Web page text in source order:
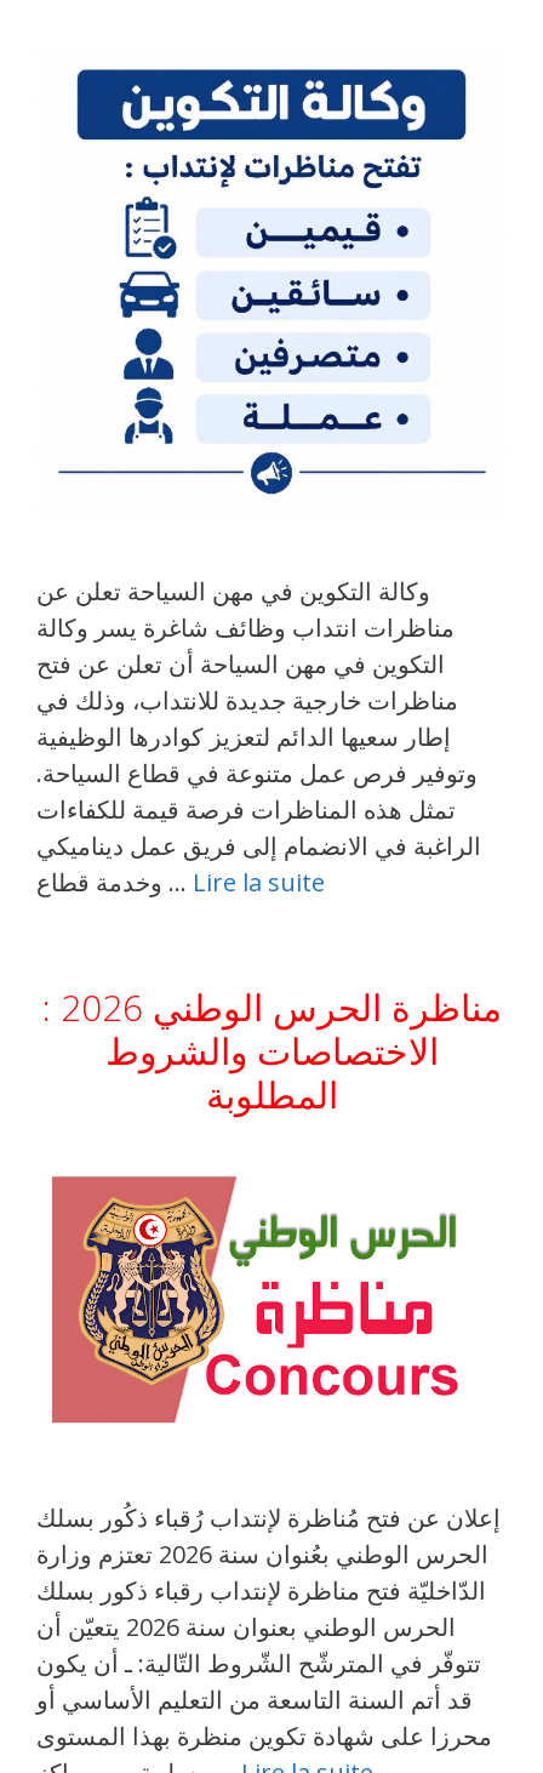
وكالة التكوين في مهن السياحة تعلن عن
مناظرات انتداب وظائف شاغرة يسر وكالة
التكوين في مهن السياحة أن تعلن عن فتح
مناظرات خارجية جديدة للانتداب، وذلك في
إطار سعيها الدائم لتعزيز كوادرها الوظيفية
وتوفير فرص عمل متنوعة في قطاع السياحة.
تمثل هذه المناظرات فرصة قيمة للكفاءات
الراغبة في الانضمام إلى فريق عمل ديناميكي
وخدمة قطاع … Lire la suite
مناظرة الحرس الوطني 2026 :
الاختصاصات والشروط
المطلوبة
إعلان عن فتح مُناظرة لإنتداب رُقباء ذكُور بسلك
الحرس الوطني بعُنوان سنة 2026 تعتزم وزارة
الدّاخليّة فتح مناظرة لإنتداب رقباء ذكور بسلك
الحرس الوطني بعنوان سنة 2026 يتعيّن أن
تتوفّر في المترشّح الشّروط التّالية: ـ أن يكون
قد أتم السنة التاسعة من التعليم الأساسي أو
محرزا على شهادة تكوين منظرة بهذا المستوى